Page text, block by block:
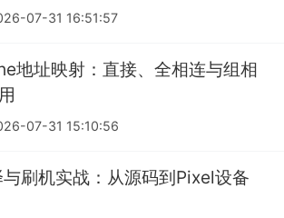
07-31 16:51:57
地址映射：直接、全相连与组相
07-31 15:10:56
刷机实战：从源码到Pixel设备